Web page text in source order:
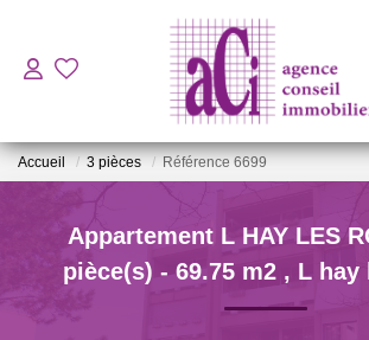
ACHETER
ESTIMER
Accueil 3 pièces Référence 6699
Appartement L HAY LES
pièce(s) - 69.75 m2 , L hay